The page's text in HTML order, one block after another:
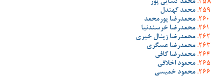
محمد کسایی پور
محمد کهندل
محمدرضا پورمحمد
محمدرضا خرسندنیا
محمدرضا زینال خیری
محمدرضا عسگری
محمدرضا کافی
محمود اخلاقی
محمود خمیسی